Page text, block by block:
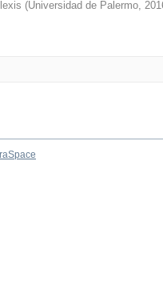
(Universidad de Palermo,